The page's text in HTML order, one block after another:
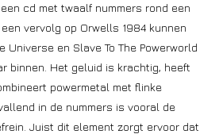
cd met twaalf nummers rond een
vervolg op Orwells 1984 kunnen
Universe en Slave To The Powerworld
binnen. Het geluid is krachtig, heeft
powermetal met flinke
in de nummers is vooral de
Juist dit element zorgt ervoor dat